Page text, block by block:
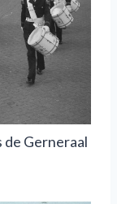
Gerneraal